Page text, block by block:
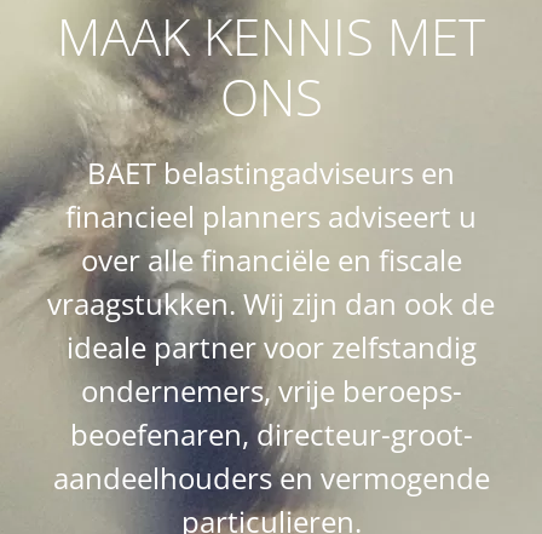
MAAK KENNIS MET
ONS
BAET belastingadviseurs en
financieel planners adviseert u
over alle financiële en fiscale
vraagstukken. Wij zijn dan ook de
ideale partner voor zelfstandig
ondernemers, vrije beroeps-
beoefenaren, directeur-groot-
aandeelhouders en vermogende
particulieren.